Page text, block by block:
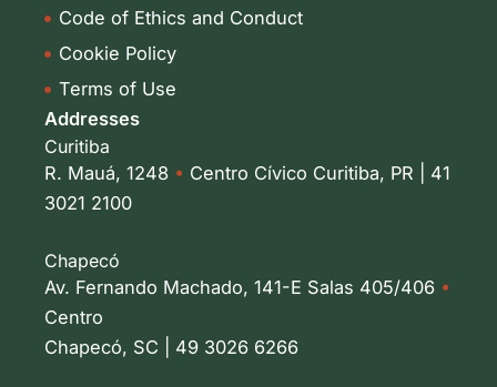
Code of Ethics and Conduct
Cookie Policy
Terms of Use
Addresses
Curitiba
R. Mauá, 1248 • Centro Cívico Curitiba, PR | 41
3021 2100
Chapecó
Av. Fernando Machado, 141-E Salas 405/406 •
Centro
Chapecó, SC | 49 3026 6266